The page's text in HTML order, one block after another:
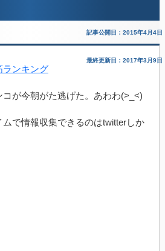
記事公開日：2015年4月4日
最終更新日：2017年3月9日
ランキング
が今朝がた逃げた。あわわ(>_<)
で情報収集できるのはtwitterしか